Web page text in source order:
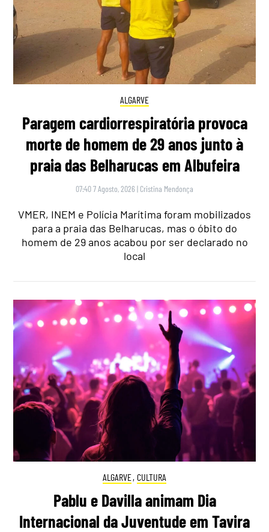
ALGARVE
Paragem cardiorrespiratória provoca
morte de homem de 29 anos junto à
praia das Belharucas em Albufeira
07:40 7 Agosto, 2026 | Cristina Mendonça
VMER, INEM e Polícia Marítima foram mobilizados
para a praia das Belharucas, mas o óbito do
homem de 29 anos acabou por ser declarado no
local
ALGARVE, CULTURA
Pablu e Davilla animam Dia
Internacional da Juventude em Tavira